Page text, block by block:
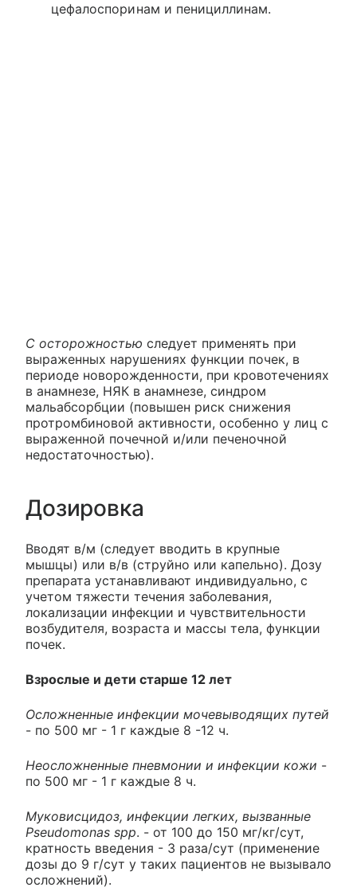
цефалоспоринам и пенициллинам.
С осторожностью следует применять при
выраженных нарушениях функции почек, в
периоде новорожденности, при кровотечениях
в анамнезе, НЯК в анамнезе, синдром
мальабсорбции (повышен риск снижения
протромбиновой активности, особенно у лиц с
выраженной почечной и/или печеночной
недостаточностью).
Дозировка
Вводят в/м (следует вводить в крупные
мышцы) или в/в (струйно или капельно). Дозу
препарата устанавливают индивидуально, с
учетом тяжести течения заболевания,
локализации инфекции и чувствительности
возбудителя, возраста и массы тела, функции
почек.
Взрослые и дети старше 12 лет
Осложненные инфекции мочевыводящих путей
- по 500 мг - 1 г каждые 8 -12 ч.
Неосложненные пневмонии и инфекции кожи -
по 500 мг - 1 г каждые 8 ч.
Муковисцидоз, инфекции легких, вызванные
Pseudomonas spp. - от 100 до 150 мг/кг/сут,
кратность введения - 3 раза/сут (применение
дозы до 9 г/сут у таких пациентов не вызывало
осложнений).